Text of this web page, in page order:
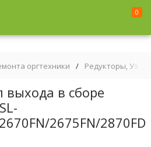
0
оргтехники / Редукторы,
выхода в сборе
2675FN/2870FD